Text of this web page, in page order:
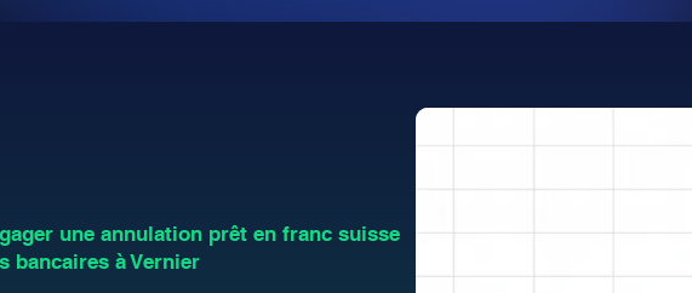
une annulation prêt en franc suisse
bancaires à Vernier